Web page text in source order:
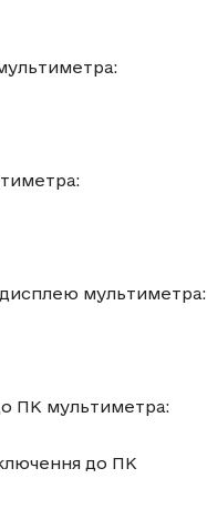
дисплею мультиметра:
ПК мультиметра:
до ПК